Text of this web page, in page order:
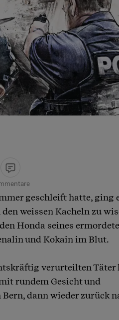
geschleift hatte, ging
weissen Kacheln zu
Honda seines
und Kokain im Blut.
verurteilten Täter
rundem Gesicht und
dann wieder zurück